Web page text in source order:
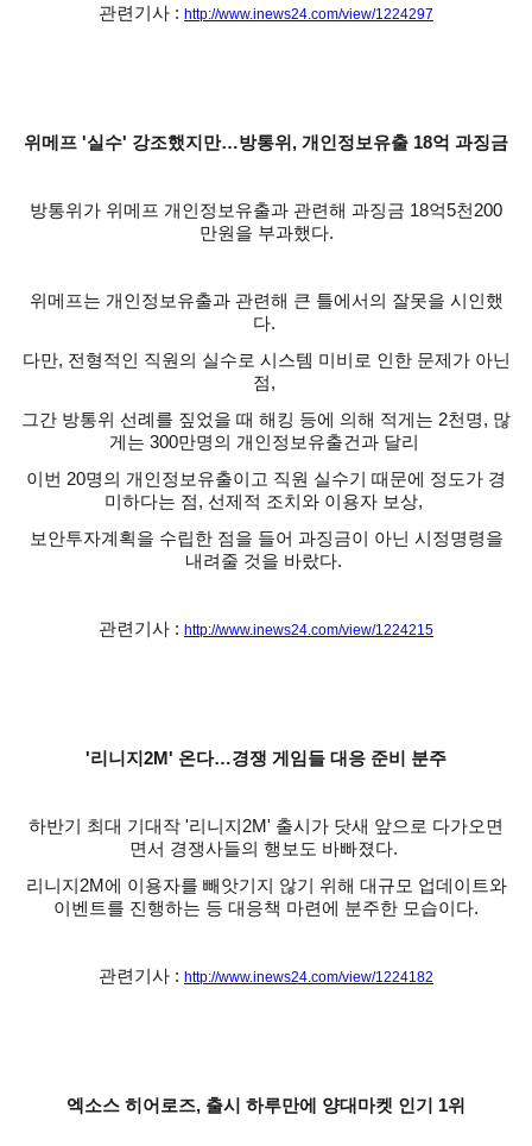
관련기사 : http://www.inews24.com/view/1224297
위메프 '실수' 강조했지만…방통위, 개인정보유출 18억 과징금
방통위가 위메프 개인정보유출과 관련해 과징금 18억5천200
만원을 부과했다.
위메프는 개인정보유출과 관련해 큰 틀에서의 잘못을 시인했
다.
다만, 전형적인 직원의 실수로 시스템 미비로 인한 문제가 아닌
점,
그간 방통위 선례를 짚었을 때 해킹 등에 의해 적게는 2천명, 많
게는 300만명의 개인정보유출건과 달리
이번 20명의 개인정보유출이고 직원 실수기 때문에 정도가 경
미하다는 점, 선제적 조치와 이용자 보상,
보안투자계획을 수립한 점을 들어 과징금이 아닌 시정명령을
내려줄 것을 바랐다.
관련기사 : http://www.inews24.com/view/1224215
'리니지2M' 온다…경쟁 게임들 대응 준비 분주
하반기 최대 기대작 '리니지2M' 출시가 닷새 앞으로 다가오면
면서 경쟁사들의 행보도 바빠졌다.
리니지2M에 이용자를 빼앗기지 않기 위해 대규모 업데이트와
이벤트를 진행하는 등 대응책 마련에 분주한 모습이다.
관련기사 : http://www.inews24.com/view/1224182
엑소스 히어로즈, 출시 하루만에 양대마켓 인기 1위